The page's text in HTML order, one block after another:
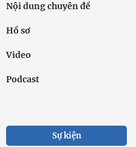
Nội dung chuyên đề
Hồ sơ
Video
Podcast
Sự kiện